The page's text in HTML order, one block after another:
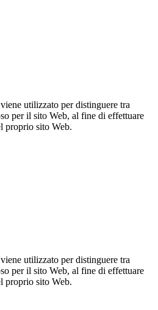
utilizzato per distinguere tra
per il sito Web, al fine di effettuare
proprio sito Web.
utilizzato per distinguere tra
per il sito Web, al fine di effettuare
proprio sito Web.